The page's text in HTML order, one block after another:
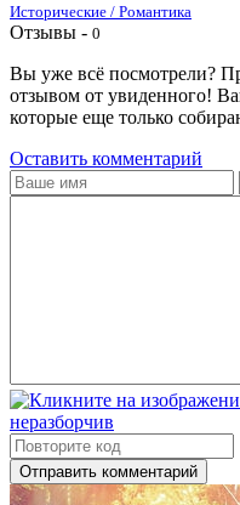
Исторические / Романтика
Отзывы - 0
Вы уже всё посмотрели?
отзывом от увиденного!
которые еще только
Оставить комментарий
Отправить комментарий